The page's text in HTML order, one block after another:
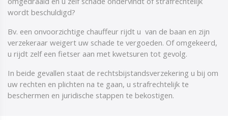
wordt beschuldigd?
Bv. een onvoorzichtige chauffeur rijdt u van de baan en zijn
verzekeraar weigert uw schade te vergoeden. Of omgekeerd,
u rijdt zelf een fietser aan met kwetsuren tot gevolg.
In beide gevallen staat de rechtsbijstandsverzekering u bij om
uw rechten en plichten na te gaan, u strafrechtelijk te
beschermen en juridische stappen te bekostigen.